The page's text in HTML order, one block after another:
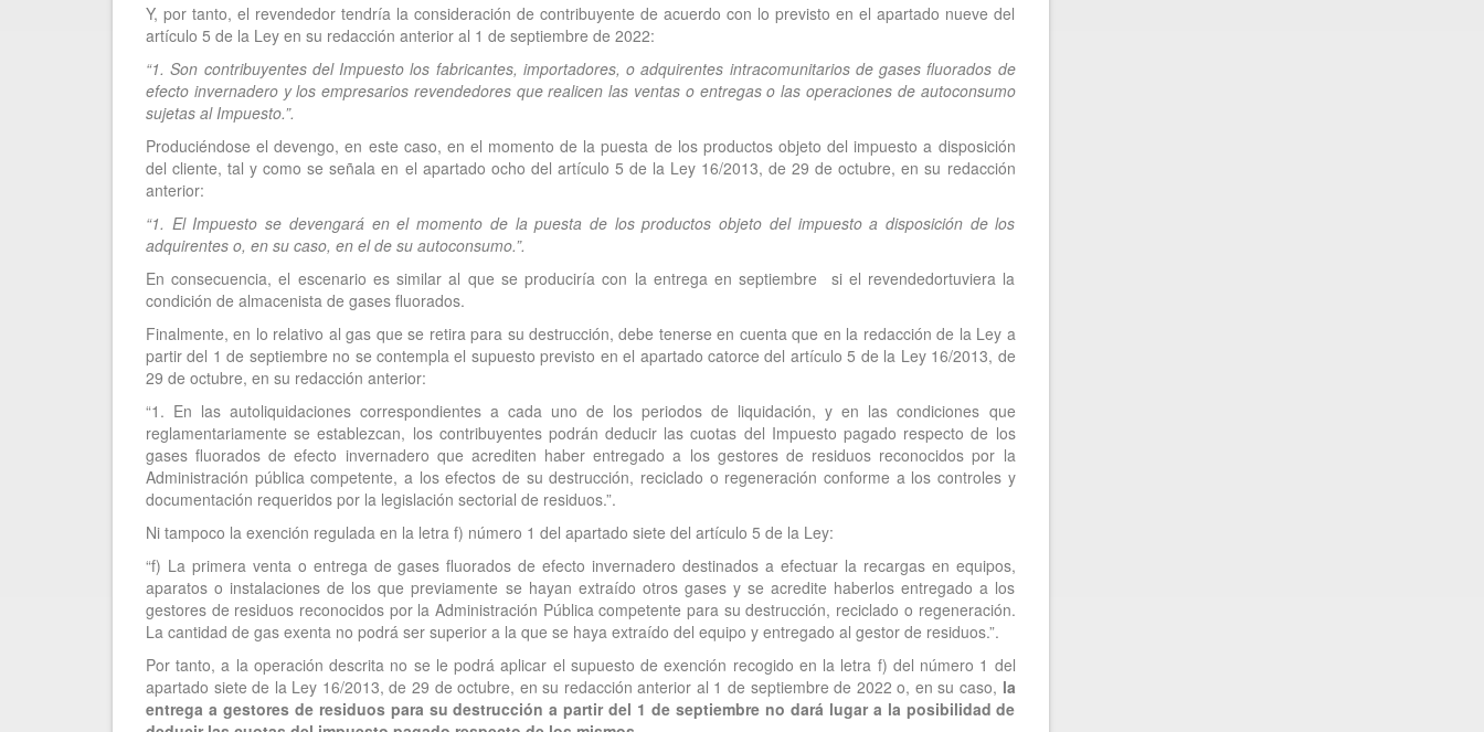
Y, por tanto, el revendedor tendría la consideración de contribuyente de acuerdo con lo previsto en el apartado nueve del
artículo 5 de la Ley en su redacción anterior al 1 de septiembre de 2022:
“1. Son contribuyentes del Impuesto los fabricantes, importadores, o adquirentes intracomunitarios de gases fluorados de
efecto invernadero y los empresarios revendedores que realicen las ventas o entregas o las operaciones de autoconsumo
sujetas al Impuesto.”.
Produciéndose el devengo, en este caso, en el momento de la puesta de los productos objeto del impuesto a disposición
del cliente, tal y como se señala en el apartado ocho del artículo 5 de la Ley 16/2013, de 29 de octubre, en su redacción
anterior:
“1. El Impuesto se devengará en el momento de la puesta de los productos objeto del impuesto a disposición de los
adquirentes o, en su caso, en el de su autoconsumo.”.
En consecuencia, el escenario es similar al que se produciría con la entrega en septiembre si el revendedortuviera la
condición de almacenista de gases fluorados.
Finalmente, en lo relativo al gas que se retira para su destrucción, debe tenerse en cuenta que en la redacción de la Ley a
partir del 1 de septiembre no se contempla el supuesto previsto en el apartado catorce del artículo 5 de la Ley 16/2013, de
29 de octubre, en su redacción anterior:
“1. En las autoliquidaciones correspondientes a cada uno de los periodos de liquidación, y en las condiciones que
reglamentariamente se establezcan, los contribuyentes podrán deducir las cuotas del Impuesto pagado respecto de los
gases fluorados de efecto invernadero que acrediten haber entregado a los gestores de residuos reconocidos por la
Administración pública competente, a los efectos de su destrucción, reciclado o regeneración conforme a los controles y
documentación requeridos por la legislación sectorial de residuos.”.
Ni tampoco la exención regulada en la letra f) número 1 del apartado siete del artículo 5 de la Ley:
“f) La primera venta o entrega de gases fluorados de efecto invernadero destinados a efectuar la recargas en equipos,
aparatos o instalaciones de los que previamente se hayan extraído otros gases y se acredite haberlos entregado a los
gestores de residuos reconocidos por la Administración Pública competente para su destrucción, reciclado o regeneración.
La cantidad de gas exenta no podrá ser superior a la que se haya extraído del equipo y entregado al gestor de residuos.”.
Por tanto, a la operación descrita no se le podrá aplicar el supuesto de exención recogido en la letra f) del número 1 del
apartado siete de la Ley 16/2013, de 29 de octubre, en su redacción anterior al 1 de septiembre de 2022 o, en su caso, la
entrega a gestores de residuos para su destrucción a partir del 1 de septiembre no dará lugar a la posibilidad de